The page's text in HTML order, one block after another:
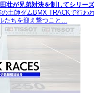
壮が兄弟対決を制してシリー
土師ダムBMX TRACKで行わ
たちを迎え撃つこと…